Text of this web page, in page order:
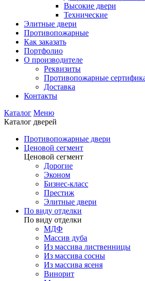
Высокие двери
Технические
Элитные двери
Противопожарные
Как заказать
Портфолио
О производителе
Реквизиты
Противопожарные
Доставка
Контакты
Каталог Меню
Каталог дверей
Противопожарные двери
Ценовой сегмент
Ценовой сегмент
Дорогие
Эконом
Бизнес-класс
Престиж
Элитные двери
По виду отделки
По виду отделки
МДФ
Массив дуба
Из массива лиственницы
Из массива сосны
Из массива ясеня
Винорит